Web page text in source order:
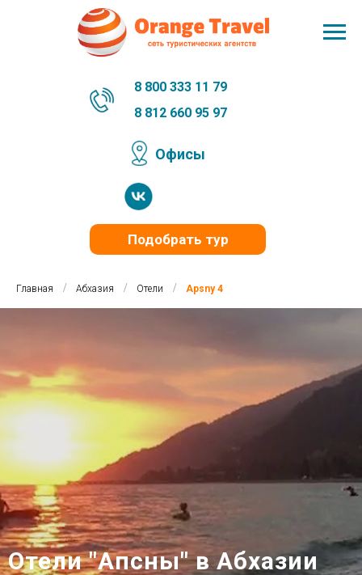
Подобрать тур
Офисы
8 812 660 95 97
8 800 333 11 79
Главная / Абхазия / Отели / Apsny 4
Отели "Апсны" в Абхазии